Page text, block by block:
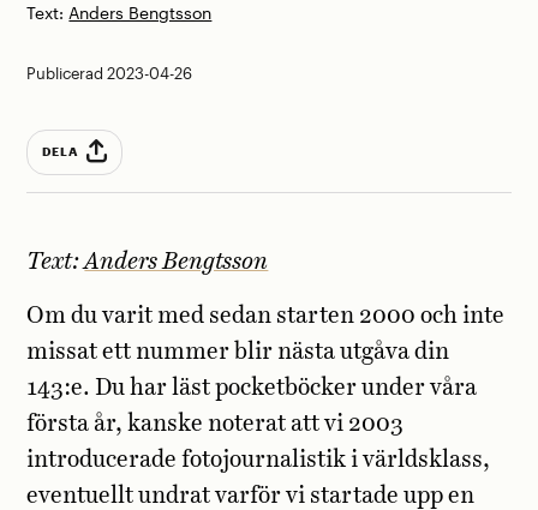
Text: Anders Bengtsson
Publicerad 2023-04-26
DELA
Text:Anders Bengtsson
Om du varit med sedan starten 2000 och inte
missat ett nummer blir nästa utgåva din
143:e. Du har läst pocketböcker under våra
första år, kanske noterat att vi 2003
introducerade fotojournalistik i världsklass,
eventuellt undrat varför vi startade upp en